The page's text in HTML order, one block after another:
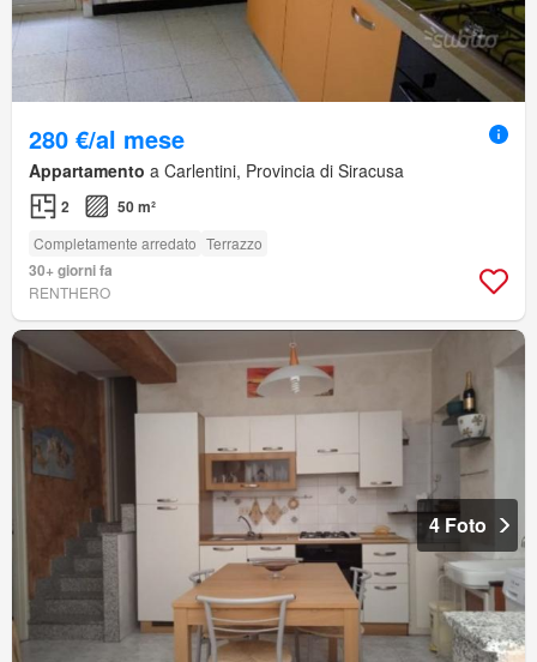
280 €/al mese
Appartamento a Carlentini, Provincia di Siracusa
2 50 m²
Completamente arredato Terrazzo
30+ giorni fa
RENTHERO
4 Foto